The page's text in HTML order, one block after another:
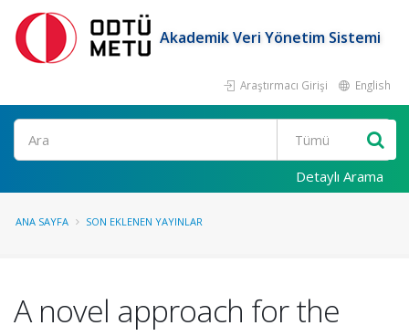
Akademik Veri Yönetim Sistemi
Araştırmacı Girişi English
Ara
Detaylı Arama
ANA SAYFA SON EKLENEN YAYINLAR
A novel approach for the